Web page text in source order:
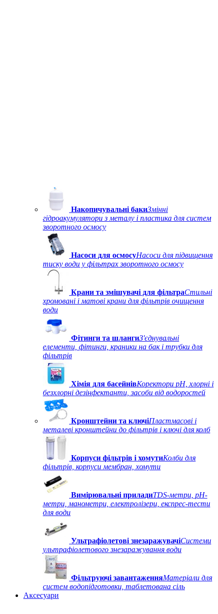
Накопичувальні бакиЗмінні
гідроакумулятори з металу і пластика для систем
зворотного осмосу
Насоси для осмосуНасоси для підвищення
тиску води у фільтрах зворотного осмосу
Крани та змішувачі для фільтраСтильні
хромовані і матові крани для фільтрів очищення
води
Фітинги та шлангиЗ'єднувальні
елементи, фітинги, краники на бак і трубки для
фільтрів
Хімія для басейнівКоректори рН, хлорні і
безхлорні дезінфектанти, засоби від водоростей
Кронштейни та ключіПластмасові і
металеві кронштейни до фільтрів і ключі для колб
Корпуси фільтрів і хомутиКолби для
фільтрів, корпуси мембран, хомути
Вимірювальні приладиTDS-метри, рН-
метри, манометри, електролізери, експрес-тести
для води
Ультрафіолетові знезаражувачіСистеми
ультрафіолетового знезаражування води
Фільтруючі завантаженняМатеріали для
систем водопідготовки, таблетована сіль
Аксесуари